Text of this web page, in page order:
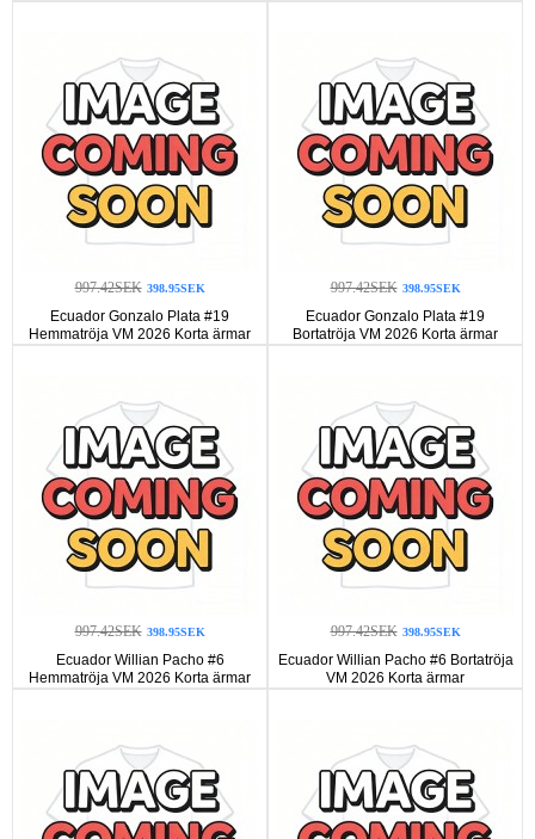
997.42SEK 398.95SEK
Ecuador Gonzalo Plata #19
Hemmatröja VM 2026 Korta ärmar
997.42SEK 398.95SEK
Ecuador Gonzalo Plata #19
Bortatröja VM 2026 Korta ärmar
997.42SEK 398.95SEK
Ecuador Willian Pacho #6
Hemmatröja VM 2026 Korta ärmar
997.42SEK 398.95SEK
Ecuador Willian Pacho #6 Bortatröja
VM 2026 Korta ärmar